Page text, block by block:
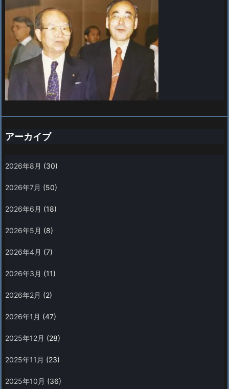
アーカイブ
2026年8月 (30)
2026年7月 (50)
2026年6月 (18)
2026年5月 (8)
2026年4月 (7)
2026年3月 (11)
2026年2月 (2)
2026年1月 (47)
2025年12月 (28)
2025年11月 (23)
2025年10月 (36)